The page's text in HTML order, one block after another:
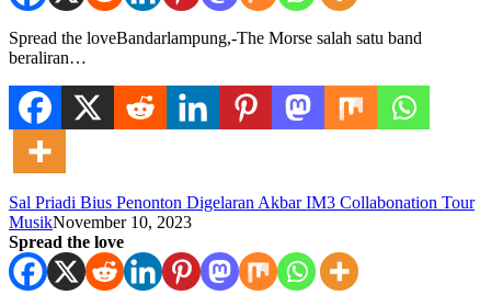
Spread the loveBandarlampung,-The Morse salah satu band
beraliran…
Sal Priadi Bius Penonton Digelaran Akbar IM3 Collabonation Tour
MusikNovember 10, 2023
Spread the love